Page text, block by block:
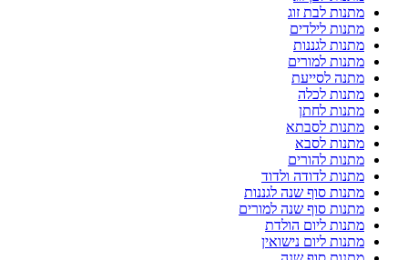
מתנות לבת זוג
מתנות לילדים
מתנות לגננות
מתנות למורים
מתנה לסייעת
מתנות לכלה
מתנות לחתן
מתנות לסבתא
מתנות לסבא
מתנות להורים
מתנות לדודה ולדוד
מתנות סוף שנה לגננות
מתנות סוף שנה למורים
מתנות ליום הולדת
מתנות ליום נישואין